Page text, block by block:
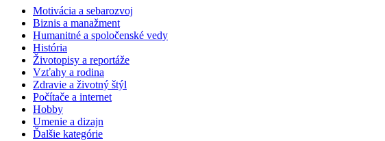
Motivácia a sebarozvoj
Biznis a manažment
Humanitné a spoločenské vedy
História
Životopisy a reportáže
Vzťahy a rodina
Zdravie a životný štýl
Počítače a internet
Hobby
Umenie a dizajn
Ďalšie kategórie